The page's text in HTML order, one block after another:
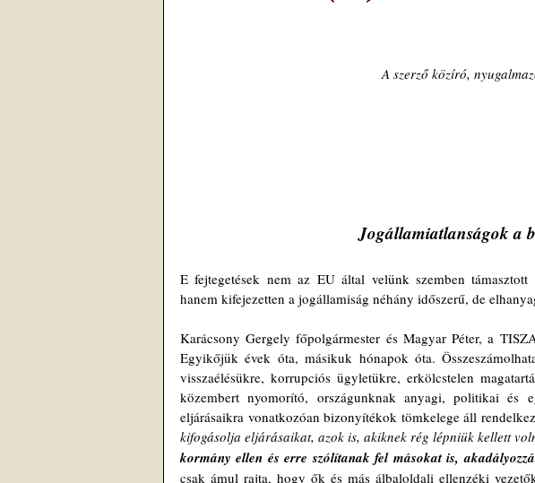
A szerző közíró,
Jogállamiatlanságok a
E fejtegetések nem az EU által velünk szemben
hanem kifejezetten a jogállamiság néhány időszerű, de
Karácsony Gergely főpolgármester és Magyar Péter, a
Egyikőjük évek óta, másikuk hónapok óta.
visszaélésükre, korrupciós ügyletükre, erkölcstelen
közembert nyomorító, országunknak anyagi, politikai és
eljárásaikra vonatkozóan bizonyítékok tömkelege áll
kifogásolja eljárásaikat, azok is, akiknek rég lépniük kellett
kormány ellen és erre szólítanak fel másokat is,
csak ámul rajta, hogy ők és más álbaloldali ellenzéki